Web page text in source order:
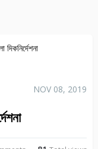
NOV 08, 2019